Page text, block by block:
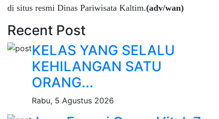
di situs resmi Dinas Pariwisata Kaltim.(adv/wan)
Recent Post
KELAS YANG SELALU
KEHILANGAN SATU
ORANG...
Rabu, 5 Agustus 2026